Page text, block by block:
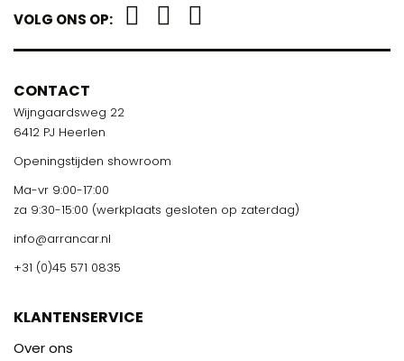
VOLG ONS OP:
CONTACT
Wijngaardsweg 22
6412 PJ Heerlen
Openingstijden showroom
Ma-vr 9:00-17:00
za 9:30-15:00 (werkplaats gesloten op zaterdag)
info@arrancar.nl
+31 (0)45 571 0835
KLANTENSERVICE
Over ons